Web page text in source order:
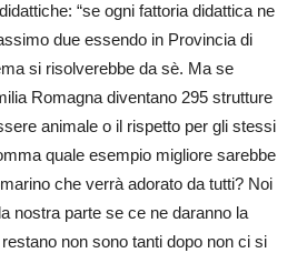
“se ogni fattoria didattica ne
due essendo in Provincia di
si risolverebbe da sè. Ma se
Romagna diventano 295 strutture
animale o il rispetto per gli stessi
quale esempio migliore sarebbe
che verrà adorato da tutti? Noi
nostra parte se ce ne daranno la
non sono tanti dopo non ci si